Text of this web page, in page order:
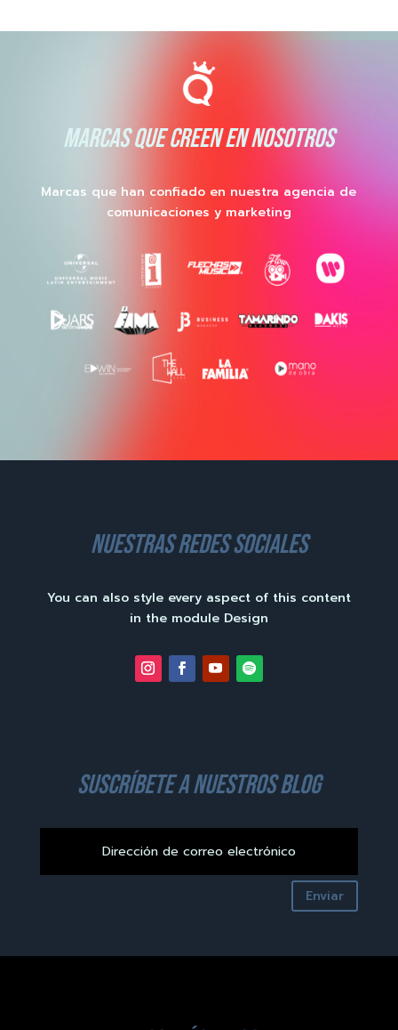
MARCAS QUE CREEN EN NOSOTROS
Marcas que han confiado en nuestra agencia de
comunicaciones y marketing
nuestras redes sociales
You can also style every aspect of this content
in the module Design
suscríbete a nuestros blog
Enviar